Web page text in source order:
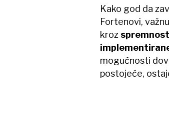
Kako god da
Fortenovi,
kroz
mogućnosti
postojeće,